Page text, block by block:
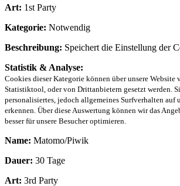
Art: 1st Party
Kategorie: Notwendig
Beschreibung: Speichert die Einstellung der
Statistik & Analyse:
Cookies dieser Kategorie können über unsere Website
Statistiktool, oder von Drittanbietern gesetzt werden.
personalisiertes, jedoch allgemeines Surfverhalten auf
erkennen. Über diese Auswertung können wir das
besser für unsere Besucher optimieren.
Name: Matomo/Piwik
Dauer: 30 Tage
Art: 3rd Party